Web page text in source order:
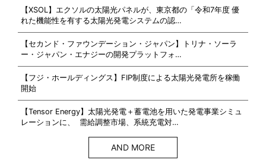
【XSOL】エクソルの太陽光パネルが、東京都の「令和7年度 優
れた機能性を有する太陽光発電システムの認…
【セカンド・ファウンデーション・ジャパン】トリナ・ソーラ
ー・ジャパン・エナジーの開発プラットフォ…
【フジ・ホールディングス】FIP制度による太陽光発電所を稼働
開始
【Tensor Energy】太陽光発電＋蓄電池を用いた発電事業シミュ
レーションに、 需給調整市場、系統充電対…
AND MORE